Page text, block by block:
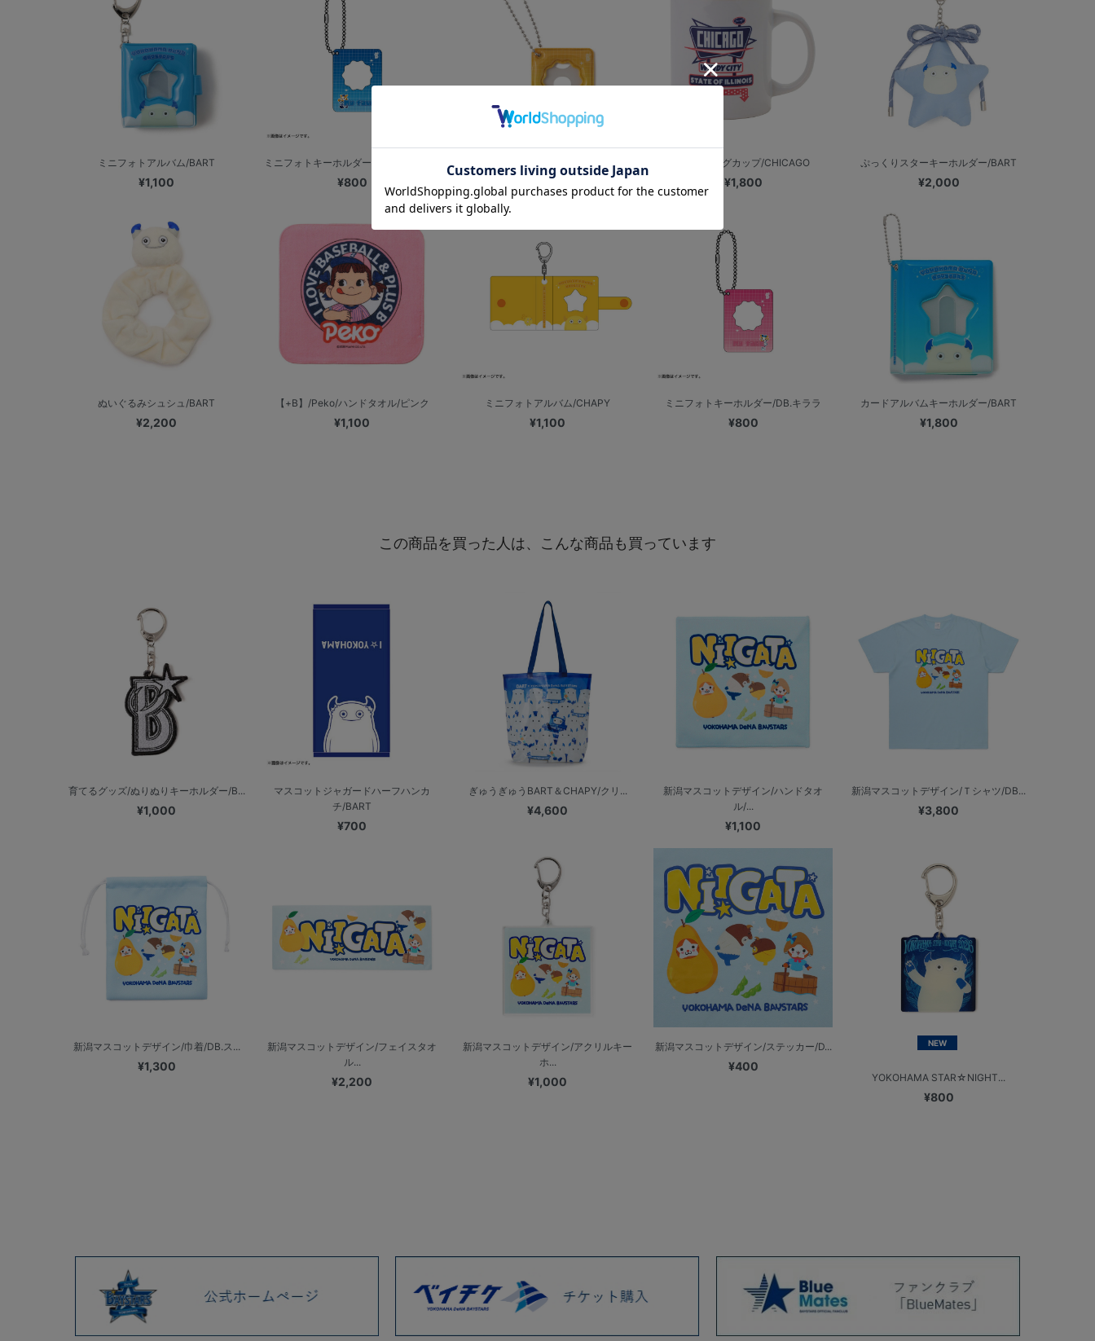
ミニフォトアルバム/BART
¥1,100
ミニフォトキーホルダー/DB.スターマン
¥800
ミニフォトキーホルダー/CHAPY
¥800
【+B】/マグカップ/CHICAGO
¥1,800
ぷっくりスターキーホルダー/BART
¥2,000
ぬいぐるみシュシュ/BART
¥2,200
【+B】/Peko/ハンドタオル/ピンク
¥1,100
ミニフォトアルバム/CHAPY
¥1,100
ミニフォトキーホルダー/DB.キララ
¥800
カードアルバムキーホルダー/BART
¥1,800
この商品を買った人は、こんな商品も買っています
育てるグッズ/ぬりぬりキーホルダー/B...
¥1,000
マスコットジャガードハーフハンカ
チ/BART
¥700
ぎゅうぎゅうBART＆CHAPY/クリ...
¥4,600
新潟マスコットデザイン/ハンドタオ
ル/...
¥1,100
新潟マスコットデザイン/Ｔシャツ/DB...
¥3,800
新潟マスコットデザイン/巾着/DB.ス...
¥1,300
新潟マスコットデザイン/フェイスタオ
ル...
¥2,200
新潟マスコットデザイン/アクリルキー
ホ...
¥1,000
新潟マスコットデザイン/ステッカー/D...
¥400
NEW
YOKOHAMA STAR☆NIGHT...
¥800